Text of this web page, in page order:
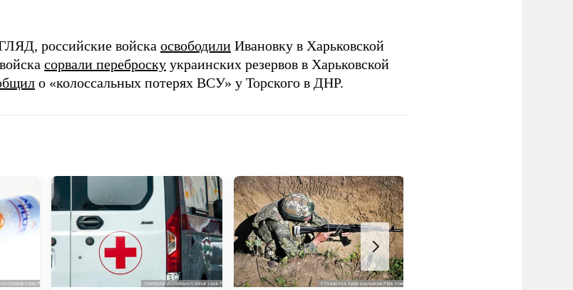
российские войска освободили Ивановку в Харьковской
сорвали переброску украинских резервов в Харьковской
о «колоссальных потерях ВСУ» у Торского в ДНР.